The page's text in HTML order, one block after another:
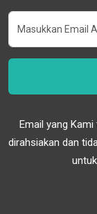
Email yang
dirahsiakan dan